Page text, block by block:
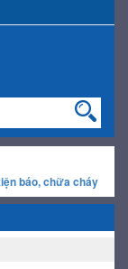
báo, chữa cháy